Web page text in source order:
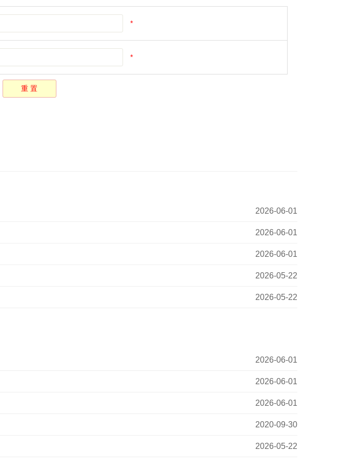
*
*
2026-06-01
2026-06-01
2026-06-01
2026-05-22
2026-05-22
2026-06-01
2026-06-01
2026-06-01
2020-09-30
2026-05-22